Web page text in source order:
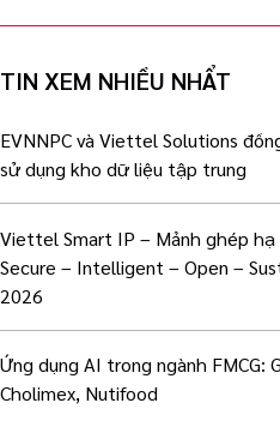
TIN XEM NHIỀU NHẨT
EVNNPC và Viettel Solutions
sử dụng kho dữ liệu tập trung
Viettel Smart IP – Mảnh ghép
Secure – Intelligent – Open –
2026
Ứng dụng AI trong ngành FMCG:
Cholimex, Nutifood